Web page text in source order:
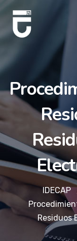
IDECAP
Residuos